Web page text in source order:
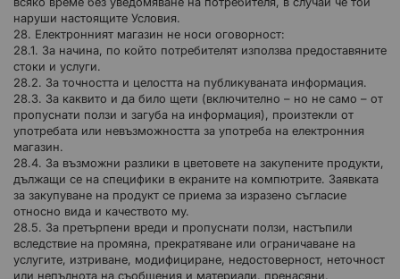
наруши настоящите Условия.
28. Електронният магазин не носи оговорност:
28.1. За начина, по който потребителят използва предоставяните
стоки и услуги.
28.2. За точността и целостта на публикуваната информация.
28.3. За каквито и да било щети (включително – но не само – от
пропуснати ползи и загуба на информация), произтекли от
употребата или невъзможността за употреба на електронния
магазин.
28.4. За възможни разлики в цветовете на закупените продукти,
дължащи се на специфики в екраните на компютрите. Заявката
за закупуване на продукт се приема за изразено съгласие
относно вида и качеството му.
28.5. За претърпени вреди и пропуснати ползи, настъпили
вследствие на промяна, прекратяване или ограничаване на
услугите, изтриване, модифициране, недостоверност, неточност
или непълнота на съобщения и материали, пренасяни,